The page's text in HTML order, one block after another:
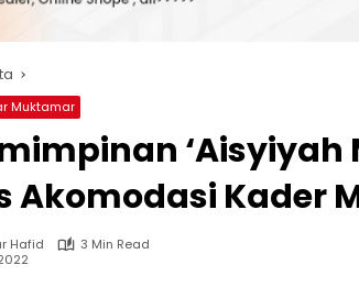
Muktamar
‘Aisyiyah
Akomodasi Kader
Hafid
3 Min Read